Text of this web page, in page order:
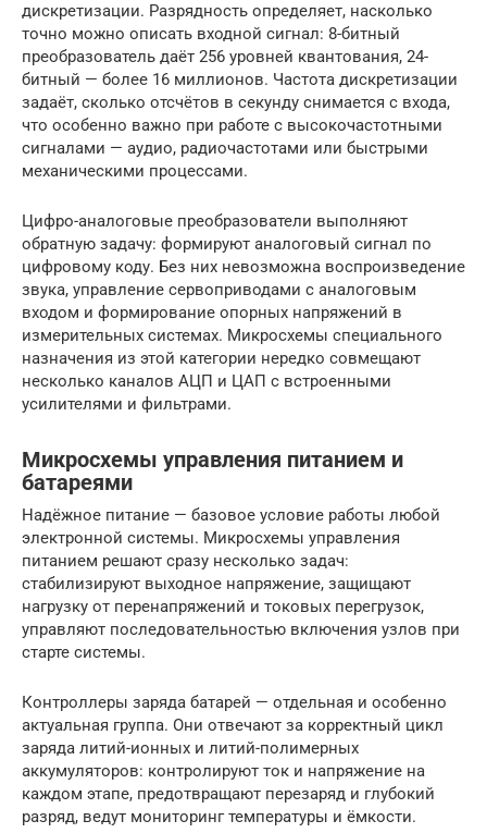
дискретизации. Разрядность определяет, насколько
точно можно описать входной сигнал: 8-битный
преобразователь даёт 256 уровней квантования, 24-
битный — более 16 миллионов. Частота дискретизации
задаёт, сколько отсчётов в секунду снимается с входа,
что особенно важно при работе с высокочастотными
сигналами — аудио, радиочастотами или быстрыми
механическими процессами.
Цифро-аналоговые преобразователи выполняют
обратную задачу: формируют аналоговый сигнал по
цифровому коду. Без них невозможна воспроизведение
звука, управление сервоприводами с аналоговым
входом и формирование опорных напряжений в
измерительных системах. Микросхемы специального
назначения из этой категории нередко совмещают
несколько каналов АЦП и ЦАП с встроенными
усилителями и фильтрами.
Микросхемы управления питанием и
батареями
Надёжное питание — базовое условие работы любой
электронной системы. Микросхемы управления
питанием решают сразу несколько задач:
стабилизируют выходное напряжение, защищают
нагрузку от перенапряжений и токовых перегрузок,
управляют последовательностью включения узлов при
старте системы.
Контроллеры заряда батарей — отдельная и особенно
актуальная группа. Они отвечают за корректный цикл
заряда литий-ионных и литий-полимерных
аккумуляторов: контролируют ток и напряжение на
каждом этапе, предотвращают перезаряд и глубокий
разряд, ведут мониторинг температуры и ёмкости.